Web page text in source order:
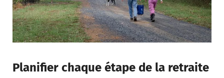
Planifier chaque étape de la retraite